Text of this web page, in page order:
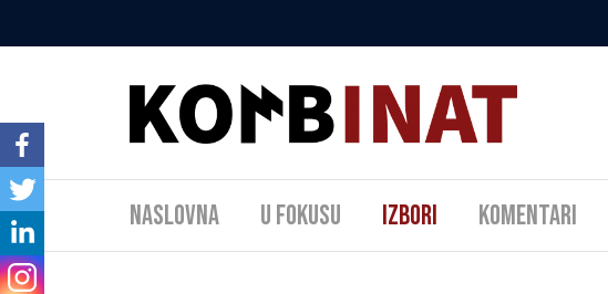
Naslovna U fokusu Izbori Komentari